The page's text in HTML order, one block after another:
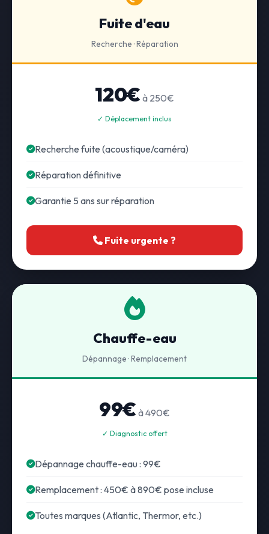
Fuite d'eau
Recherche · Réparation
120€ à 250€
✓ Déplacement inclus
Recherche fuite (acoustique/caméra)
Réparation définitive
Garantie 5 ans sur réparation
Fuite urgente ?
Chauffe-eau
Dépannage · Remplacement
99€ à 490€
✓ Diagnostic offert
Dépannage chauffe-eau : 99€
Remplacement : 450€ à 890€ pose incluse
Toutes marques (Atlantic, Thermor, etc.)